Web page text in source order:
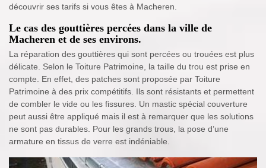
découvrir ses tarifs si vous êtes à Macheren.
Le cas des gouttières percées dans la ville de
Macheren et de ses environs.
La réparation des gouttières qui sont percées ou trouées est plus
délicate. Selon le Toiture Patrimoine, la taille du trou est prise en
compte. En effet, des patches sont proposée par Toiture
Patrimoine à des prix compétitifs. Ils sont résistants et permettent
de combler le vide ou les fissures. Un mastic spécial couverture
peut aussi être appliqué mais il est à remarquer que les solutions
ne sont pas durables. Pour les grands trous, la pose d’une
armature en tissus de verre est indéniable.